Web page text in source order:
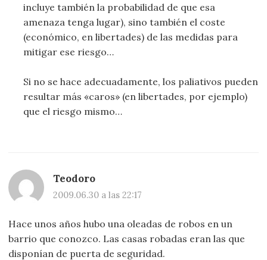
incluye también la probabilidad de que esa
amenaza tenga lugar), sino también el coste
(económico, en libertades) de las medidas para
mitigar ese riesgo…
Si no se hace adecuadamente, los paliativos pueden
resultar más «caros» (en libertades, por ejemplo)
que el riesgo mismo…
Teodoro
2009.06.30 a las 22:17
Hace unos años hubo una oleadas de robos en un
barrio que conozco. Las casas robadas eran las que
disponían de puerta de seguridad.